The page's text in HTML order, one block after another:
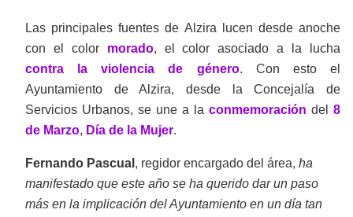
Las principales fuentes de Alzira lucen desde anoche
con el colormorado, el color asociado a la lucha
contra la violencia de género. Con esto el
Ayuntamiento de Alzira, desde la Concejalía de
Servicios Urbanos, se une a la conmemoración del 8
de Marzo, Día de la Mujer.
Fernando Pascual , regidor encargado del área,ha
manifestado que este año se ha querido dar un paso
más en la implicación del Ayuntamiento en un día tan